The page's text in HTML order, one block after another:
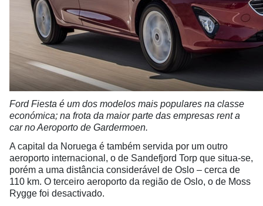
Ford Fiesta é um dos modelos mais populares na classe
económica; na frota da maior parte das empresas rent a
car no Aeroporto de Gardermoen.
A capital da Noruega é também servida por um outro
aeroporto internacional, o de Sandefjord Torp que situa-se,
porém a uma distância considerável de Oslo – cerca de
110 km. O terceiro aeroporto da região de Oslo, o de Moss
Rygge foi desactivado.